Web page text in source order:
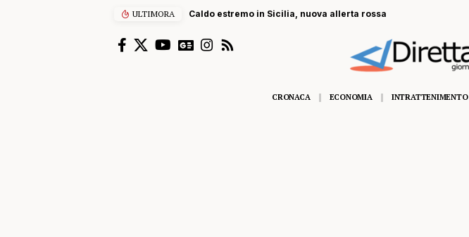
ULTIMORA Caldo estremo in Sicilia, nuova allerta rossa
CRONACA ECONOMIA INTRATTENIMENTO